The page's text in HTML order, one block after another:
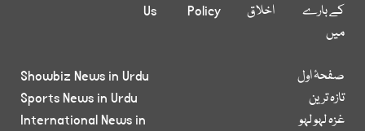
کے بارے
میں
اخلاق
Policy
Us
صفحۂ اول
تازہ ترین
غزہ لہو لہو
Showbiz News in Urdu
Sports News in Urdu
International News in